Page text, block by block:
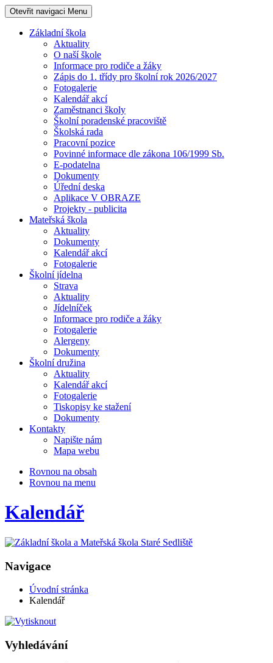
Otevřit navigaci Menu
Základní škola
Aktuality
O naší škole
Informace pro rodiče a žáky
Zápis do 1. třídy pro školní rok 2026/2027
Fotogalerie
Kalendář akcí
Zaměstnanci školy
Školní poradenské pracoviště
Školská rada
Pracovní pozice
Povinné informace dle zákona 106/1999 Sb.
E-podatelna
Dokumenty
Úřední deska
Aplikace V OBRAZE
Projekty - publicita
Mateřská škola
Aktuality
Dokumenty
Kalendář akcí
Fotogalerie
Školní jídelna
Strava
Aktuality
Jídelníček
Informace pro rodiče a žáky
Fotogalerie
Alergeny
Dokumenty
Školní družina
Aktuality
Kalendář akcí
Fotogalerie
Tiskopisy ke stažení
Dokumenty
Kontakty
Napište nám
Mapa webu
Rovnou na obsah
Rovnou na menu
Kalendář
Navigace
Úvodní stránka
Kalendář
Vyhledávání